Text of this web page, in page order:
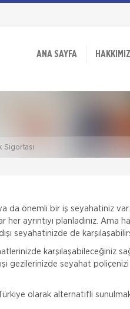
ANA SAYFA
Sigortası
da önemli bir iş seyahatiniz
her ayrıntıyı planladınız. Ama
seyahatinizde de
karşılaşabileceğiniz
gezilerinizde seyahat poliçenizi
olarak alternatifli